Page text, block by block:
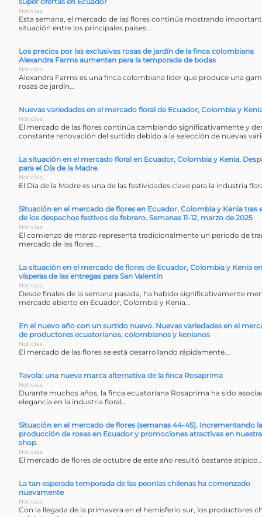
Noticias
Esta semana, el mercado de las flores continúa mostrando
situación entre los principales países...
Los precios por las exclusivas rosas de jardín de la finca colombiana
Alexandra Farms aumentan para la temporada de bodas
Noticias
Alexandra Farms es una finca colombiana líder que produce una
rosas de jardín...
Nuevas variedades en el mercado floral de Ecuador, Colombia y
Noticias
El mercado de las flores continúa cambiando significativamente y
constante renovación del surtido debido a la selección de nuevas
La situación en el mercado floral en Ecuador, Colombia y Kenia.
para el Día de la Madre.
Noticias
El Día de la Madre es una de las festividades clave para la industria
Situación en el mercado de flores en Ecuador, Colombia y Kenia tras
de los despachos festivos de febrero. Semanas 11-12, marzo de 2025
Noticias
El comienzo de marzo representa tradicionalmente un período de
mercado de las flores ...
La situación en el mercado de flores de Ecuador, Colombia y Kenia en
vísperas de las entregas para San Valentín
Noticias
Desde finales de la semana pasada, ha habido significativamente
mercado abierto en Ecuador, Colombia y Kenia...
En el nuevo año con un surtido nuevo. Nuevas variedades en el
de productores ecuatorianos, colombianos y kenianos
Noticias
El mercado de las flores se está desarrollando rápidamente....
Tavola: una nueva marca alternativa de la finca Rosaprima
Noticias
Durante muchos años, la finca ecuatoriana Rosaprima ha sido
elegancia en la industria floral...
Situación en el mercado de flores (semanas 44-45). Incrementando la
producción de rosas en Ecuador y promociones atractivas en
shop.
Noticias
El mercado de flores de octubre de este año resultó bastante
La tan esperada temporada de las peonías chilenas ha comenzado
nuevamente
Noticias
Con la llegada de la primavera en el hemisferio sur, los productores